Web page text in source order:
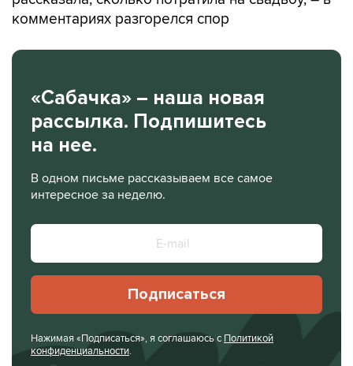
комментариях разгорелся спор
«Сабачка» – наша новая
рассылка. Подпишитесь
на нее.
В одном письме рассказываем все самое
интересное за неделю.
Подписаться
Нажимая «Подписаться», я соглашаюсь с Политикой
конфиденциальности